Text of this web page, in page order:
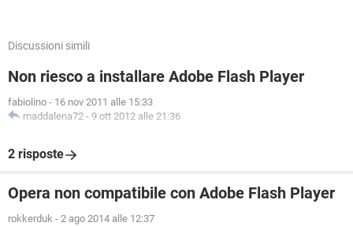
Discussioni simili
Non riesco a installare Adobe Flash Player
fabiolino - 16 nov 2011 alle 15:33
maddalena72 - 9 ott 2012 alle 21:36
2 risposte
Opera non compatibile con Adobe Flash Player
rokkerduk - 2 ago 2014 alle 12:37